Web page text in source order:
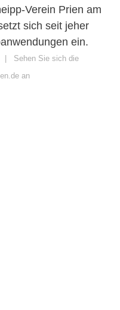
Verein Prien am
sich seit jeher
ein.
| Sehen Sie sich die
an